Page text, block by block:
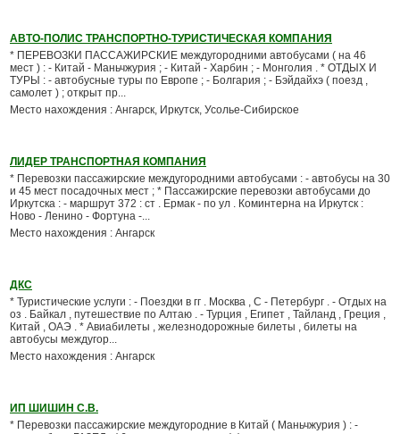
АВТО-ПОЛИС ТРАНСПОРТНО-ТУРИСТИЧЕСКАЯ КОМПАНИЯ
* ПЕРЕВОЗКИ ПАССАЖИРСКИЕ междугородними автобусами ( на 46
мест ) : - Китай - Маньчжурия ; - Китай - Харбин ; - Монголия . * ОТДЫХ И
ТУРЫ : - автобусные туры по Европе ; - Болгария ; - Бэйдайхэ ( поезд ,
самолет ) ; открыт пр...
Место нахождения : Ангарск, Иркутск, Усолье-Сибирское
ЛИДЕР ТРАНСПОРТНАЯ КОМПАНИЯ
* Перевозки пассажирские междугородними автобусами : - автобусы на 30
и 45 мест посадочных мест ; * Пассажирские перевозки автобусами до
Иркутска : - маршрут 372 : ст . Ермак - по ул . Коминтерна на Иркутск :
Ново - Ленино - Фортуна -...
Место нахождения : Ангарск
ДКС
* Туристические услуги : - Поездки в гг . Москва , С - Петербург . - Отдых на
оз . Байкал , путешествие по Алтаю . - Турция , Египет , Тайланд , Греция ,
Китай , ОАЭ . * Авиабилеты , железнодорожные билеты , билеты на
автобусы междугор...
Место нахождения : Ангарск
ИП ШИШИН С.В.
* Перевозки пассажирские междугородние в Китай ( Маньчжурия ) : -